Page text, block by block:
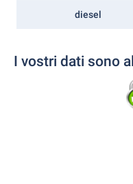
diesel
I vostri dati sono